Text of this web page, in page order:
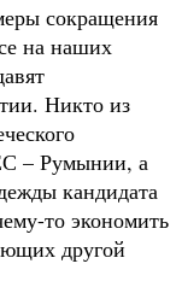
сокращения
на наших
Никто из
– Румынии, а
кандидата
то экономить
другой